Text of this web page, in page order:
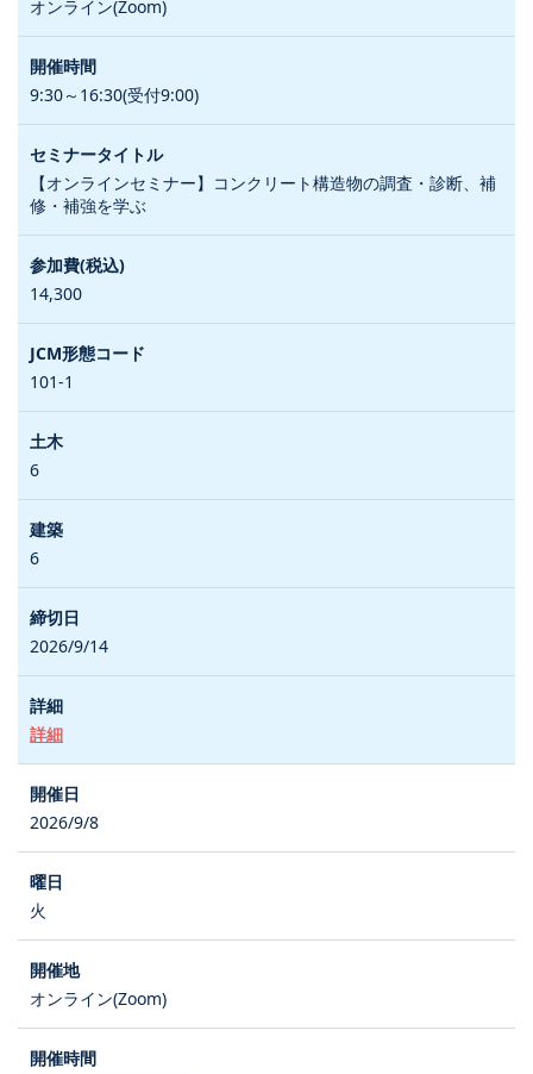
オンライン(Zoom)
9:30～16:30(受付9:00)
【オンラインセミナー】コンクリート構造物の調査・診断、補
修・補強を学ぶ
14,300
101-1
6
6
2026/9/14
詳細
2026/9/8
火
オンライン(Zoom)